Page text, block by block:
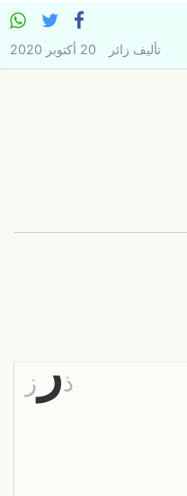
تأليف زائر 20 أكتوبر 2020
ذر ز